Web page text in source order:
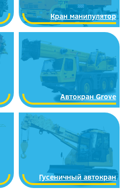
Кран манипулятор
Автокран Grove
Гусеничный автокран